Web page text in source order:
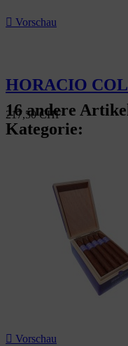
 Vorschau
HORACIO
217,50 CHF
16 andere
Kategorie:
 Vorschau